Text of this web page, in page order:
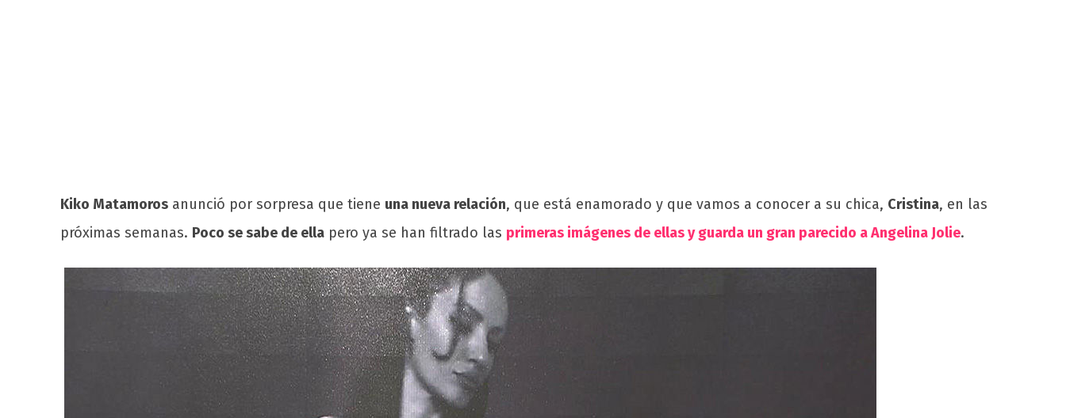
Kiko Matamoros anunció por sorpresa que tiene una nueva relación, que está enamorado y que vamos a conocer a su chica, Cristina, en las
próximas semanas. Poco se sabe de ella pero ya se han filtrado las primeras imágenes de ellas y guarda un gran parecido a Angelina Jolie.